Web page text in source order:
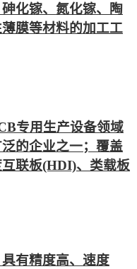
化镓、氮化镓、陶
膜等材料的加工工
专用生产设备领域
的企业之一；覆盖
联板(HDI)、类载板
有精度高、速度